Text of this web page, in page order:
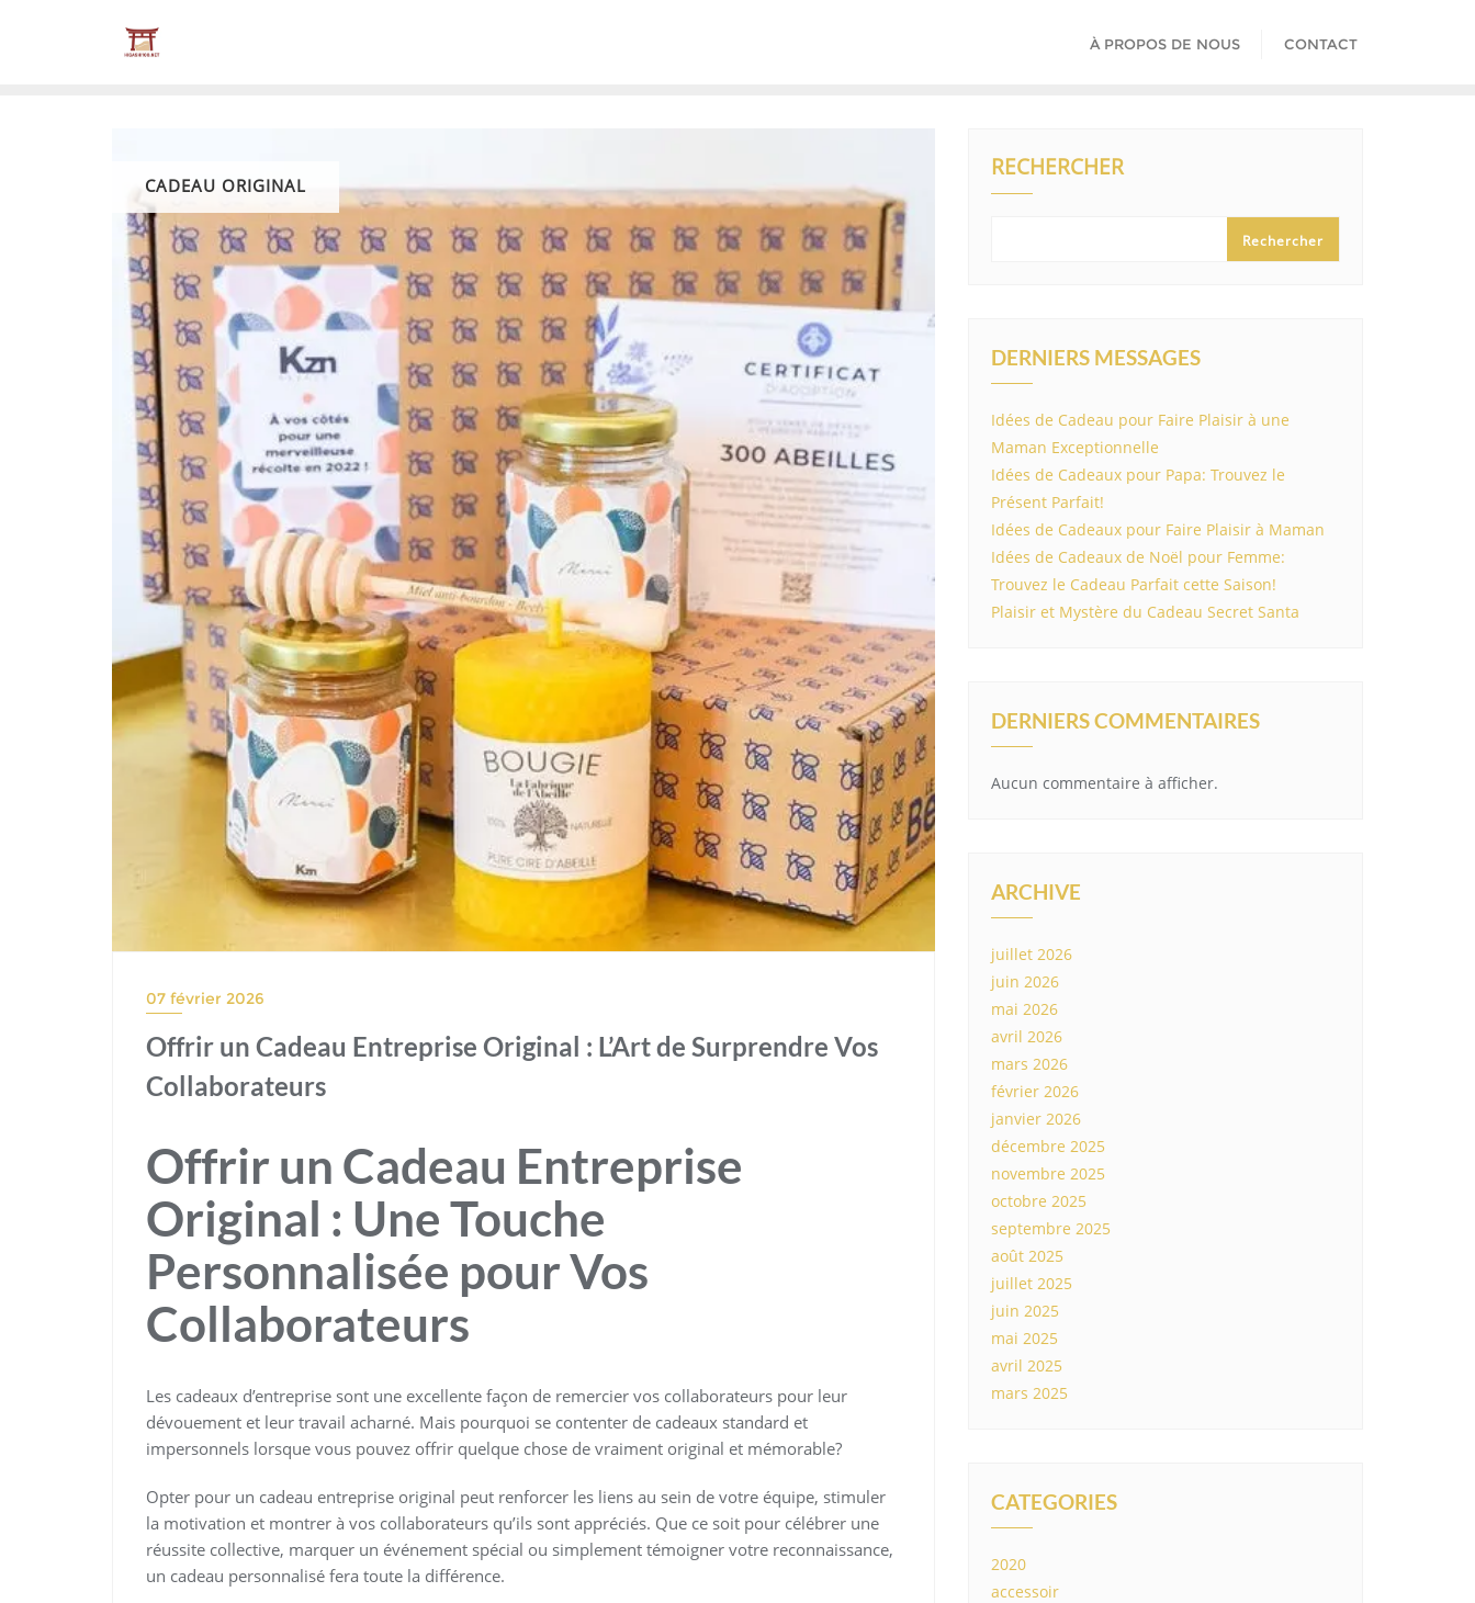
À PROPOS DE NOUS CONTACT
CADEAU ORIGINAL
07 février 2026
Offrir un Cadeau Entreprise Original : L’Art de Surprendre Vos
Collaborateurs
Offrir un Cadeau Entreprise
Original : Une Touche
Personnalisée pour Vos
Collaborateurs
Les cadeaux d’entreprise sont une excellente façon de remercier vos collaborateurs pour leur
dévouement et leur travail acharné. Mais pourquoi se contenter de cadeaux standard et
impersonnels lorsque vous pouvez offrir quelque chose de vraiment original et mémorable?
Opter pour un cadeau entreprise original peut renforcer les liens au sein de votre équipe, stimuler
la motivation et montrer à vos collaborateurs qu’ils sont appréciés. Que ce soit pour célébrer une
réussite collective, marquer un événement spécial ou simplement témoigner votre reconnaissance,
un cadeau personnalisé fera toute la différence.
RECHERCHER
Rechercher
DERNIERS MESSAGES
Idées de Cadeau pour Faire Plaisir à une
Maman Exceptionnelle
Idées de Cadeaux pour Papa: Trouvez le
Présent Parfait!
Idées de Cadeaux pour Faire Plaisir à Maman
Idées de Cadeaux de Noël pour Femme:
Trouvez le Cadeau Parfait cette Saison!
Plaisir et Mystère du Cadeau Secret Santa
DERNIERS COMMENTAIRES
Aucun commentaire à afficher.
ARCHIVE
juillet 2026
juin 2026
mai 2026
avril 2026
mars 2026
février 2026
janvier 2026
décembre 2025
novembre 2025
octobre 2025
septembre 2025
août 2025
juillet 2025
juin 2025
mai 2025
avril 2025
mars 2025
CATEGORIES
2020
accessoir